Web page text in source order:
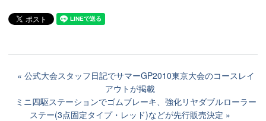
公式大会スタッフ日記でサマーGP2010東京大会のコースレイ
アウトが掲載
ミニ四駆ステーションでゴムブレーキ、強化リヤダブルローラー
ステー(3点固定タイプ・レッド)などが先行販売決定